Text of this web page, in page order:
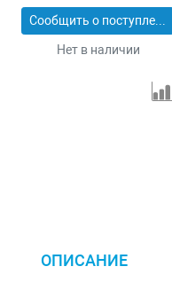
Сообщить о поступлении
Нет в наличии
ОПИСАНИЕ